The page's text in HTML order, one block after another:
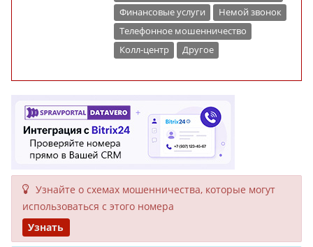
Финансовые услуги
Немой звонок
Телефонное мошенничество
Колл-центр
Другое
Узнайте о схемах мошенни­чества, кото­рые могут
исполь­зоваться с этого номера
Узнать